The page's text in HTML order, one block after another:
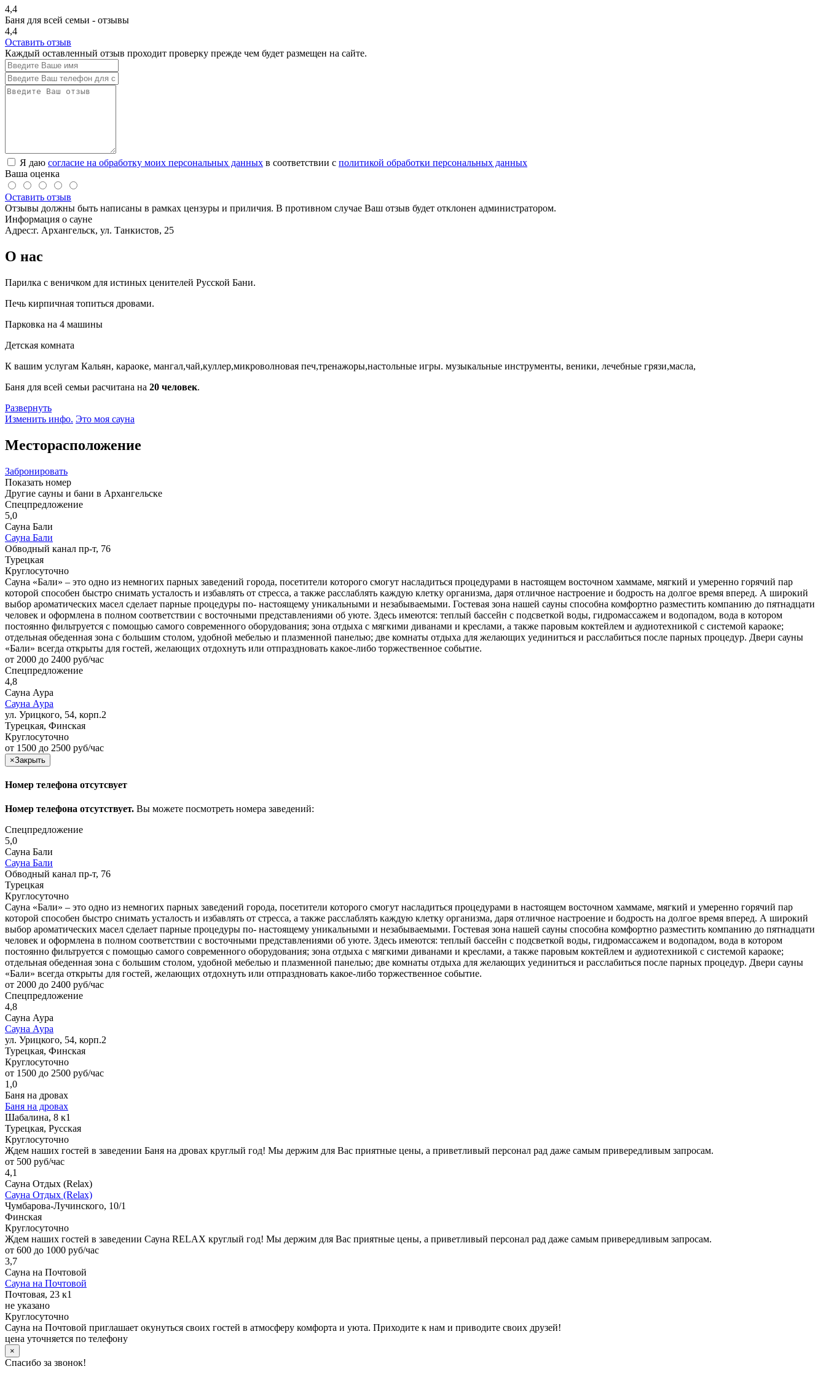
4,4
Баня для всей семьи - отзывы
4,4
Оставить отзыв
Каждый оставленный отзыв проходит проверку прежде чем будет размещен на сайте.
Я даю согласие на обработку моих персональных данных в соответствии с политикой обработки персональных данных
Ваша оценка
Оставить отзыв
Отзывы должны быть написаны в рамках цензуры и приличия. В противном случае Ваш отзыв будет отклонен администратором.
Информация о сауне
Адрес:г. Архангельск, ул. Танкистов, 25
О нас
Парилка с веничком для истиных ценителей Русской Бани.
Печь кирпичная топиться дровами.
Парковка на 4 машины
Детская комната
К вашим услугам Кальян, караоке, мангал,чай,куллер,микроволновая печ,тренажоры,настольные игры. музыкальные инструменты, веники, лечебные грязи,масла,
Баня для всей семьи расчитана на 20 человек.
Развернуть
Изменить инфо. Это моя сауна
Месторасположение
Забронировать
Показать номер
Другие сауны и бани в Архангельске
Спецпредложение
5,0
Сауна Бали
Сауна Бали
Обводный канал пр-т, 76
Турецкая
Круглосуточно
Сауна «Бали» – это одно из немногих парных заведений города, посетители которого смогут насладиться процедурами в настоящем восточном хаммаме, мягкий и умеренно горячий пар
которой способен быстро снимать усталость и избавлять от стресса, а также расслаблять каждую клетку организма, даря отличное настроение и бодрость на долгое время вперед. А широкий
выбор ароматических масел сделает парные процедуры по- настоящему уникальными и незабываемыми. Гостевая зона нашей сауны способна комфортно разместить компанию до пятнадцати
человек и оформлена в полном соответствии с восточными представлениями об уюте. Здесь имеются: теплый бассейн с подсветкой воды, гидромассажем и водопадом, вода в котором
постоянно фильтруется с помощью самого современного оборудования; зона отдыха с мягкими диванами и креслами, а также паровым коктейлем и аудиотехникой с системой караоке;
отдельная обеденная зона с большим столом, удобной мебелью и плазменной панелью; две комнаты отдыха для желающих уединиться и расслабиться после парных процедур. Двери сауны
«Бали» всегда открыты для гостей, желающих отдохнуть или отпраздновать какое-либо торжественное событие.
от 2000 до 2400 руб/час
Спецпредложение
4,8
Сауна Аура
Сауна Аура
ул. Урицкого, 54, корп.2
Турецкая, Финская
Круглосуточно
от 1500 до 2500 руб/час
×Закрыть
Номер телефона отсутсвует
Номер телефона отсутствует. Вы можете посмотреть номера заведений:
Спецпредложение
5,0
Сауна Бали
Сауна Бали
Обводный канал пр-т, 76
Турецкая
Круглосуточно
Сауна «Бали» – это одно из немногих парных заведений города, посетители которого смогут насладиться процедурами в настоящем восточном хаммаме, мягкий и умеренно горячий пар
которой способен быстро снимать усталость и избавлять от стресса, а также расслаблять каждую клетку организма, даря отличное настроение и бодрость на долгое время вперед. А широкий
выбор ароматических масел сделает парные процедуры по- настоящему уникальными и незабываемыми. Гостевая зона нашей сауны способна комфортно разместить компанию до пятнадцати
человек и оформлена в полном соответствии с восточными представлениями об уюте. Здесь имеются: теплый бассейн с подсветкой воды, гидромассажем и водопадом, вода в котором
постоянно фильтруется с помощью самого современного оборудования; зона отдыха с мягкими диванами и креслами, а также паровым коктейлем и аудиотехникой с системой караоке;
отдельная обеденная зона с большим столом, удобной мебелью и плазменной панелью; две комнаты отдыха для желающих уединиться и расслабиться после парных процедур. Двери сауны
«Бали» всегда открыты для гостей, желающих отдохнуть или отпраздновать какое-либо торжественное событие.
от 2000 до 2400 руб/час
Спецпредложение
4,8
Сауна Аура
Сауна Аура
ул. Урицкого, 54, корп.2
Турецкая, Финская
Круглосуточно
от 1500 до 2500 руб/час
1,0
Баня на дровах
Баня на дровах
Шабалина, 8 к1
Турецкая, Русская
Круглосуточно
Ждем наших гостей в заведении Баня на дровах круглый год! Мы держим для Вас приятные цены, а приветливый персонал рад даже самым привередливым запросам.
от 500 руб/час
4,1
Сауна Отдых (Relax)
Сауна Отдых (Relax)
Чумбарова-Лучинского, 10/1
Финская
Круглосуточно
Ждем наших гостей в заведении Сауна RELAX круглый год! Мы держим для Вас приятные цены, а приветливый персонал рад даже самым привередливым запросам.
от 600 до 1000 руб/час
3,7
Сауна на Почтовой
Сауна на Почтовой
Почтовая, 23 к1
не указано
Круглосуточно
Сауна на Почтовой приглашает окунуться своих гостей в атмосферу комфорта и уюта. Приходите к нам и приводите своих друзей!
цена уточняется по телефону
×
Спасибо за звонок!